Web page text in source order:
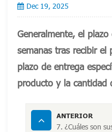
Dec 19, 2025
Generalmente, el
semanas tras recibir el
plazo de entrega
producto y la cantidad
ANTERIOR
7. ¿Cuáles son